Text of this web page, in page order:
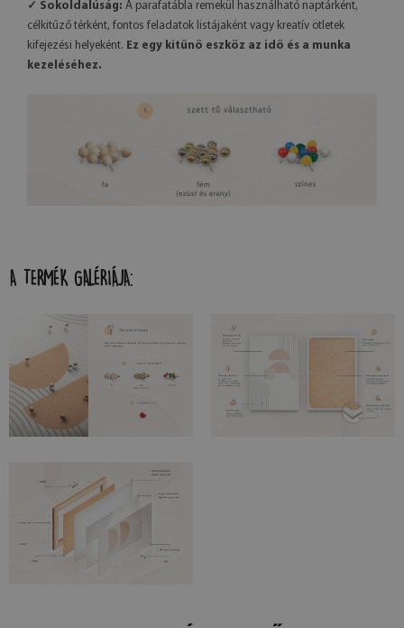
✓ Sokoldalúság: A parafatábla remekül használható naptárként,
célkitűző térként, fontos feladatok listájaként vagy kreatív ötletek
kifejezési helyeként. Ez egy kitűnő eszköz az idő és a munka
kezeléséhez.
A TERMÉK GALÉRIÁJA: